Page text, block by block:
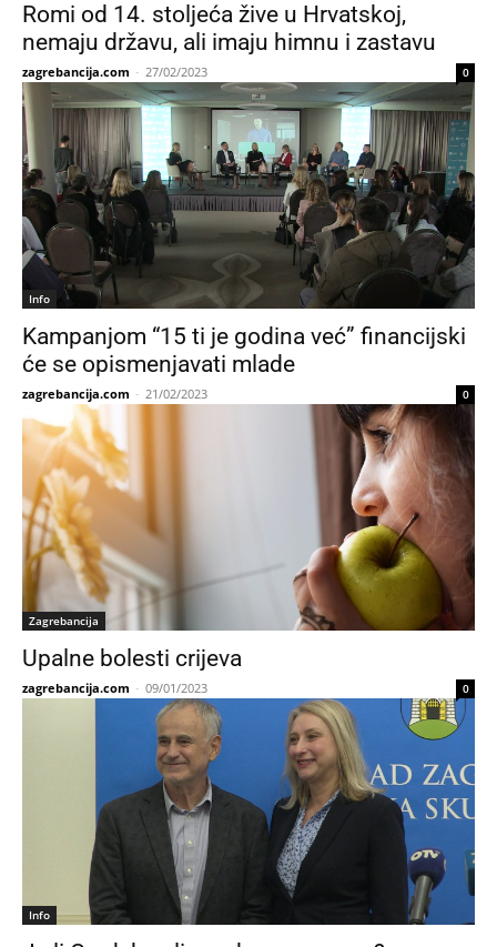
Romi od 14. stoljeća žive u Hrvatskoj,
nemaju državu, ali imaju himnu i zastavu
zagrebancija.com - 27/02/2023 0
Info
Kampanjom “15 ti je godina već” financijski
će se opismenjavati mlade
zagrebancija.com - 21/02/2023 0
Zagrebancija
Upalne bolesti crijeva
zagrebancija.com - 09/01/2023 0
Info